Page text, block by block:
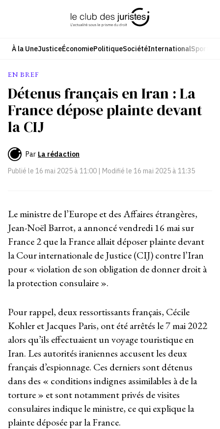
À la UneJusticeÉconomiePolitiqueSociétéInternationalSport
EN BREF
Détenus français en Iran : La
France dépose plainte devant
la CIJ
Par La rédaction
Publié le 16 mai 2025 à 11:00 | Modifié le 16 mai 2025 à 11:35
Le ministre de l’Europe et des Affaires étrangères,
Jean-Noël Barrot, a annoncé vendredi 16 mai sur
France 2 que la France allait déposer plainte devant
la Cour internationale de Justice (CIJ) contre l’Iran
pour « violation de son obligation de donner droit à
la protection consulaire ».
Pour rappel, deux ressortissants français, Cécile
Kohler et Jacques Paris, ont été arrêtés le 7 mai 2022
alors qu’ils effectuaient un voyage touristique en
Iran. Les autorités iraniennes accusent les deux
français d’espionnage. Ces derniers sont détenus
dans des « conditions indignes assimilables à de la
torture » et sont notamment privés de visites
consulaires indique le ministre, ce qui explique la
plainte déposée par la France.